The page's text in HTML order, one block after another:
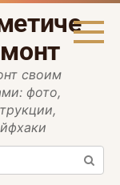
своим
фото,